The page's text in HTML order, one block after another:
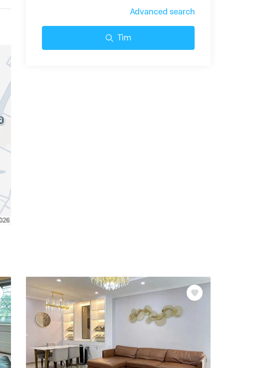
Advanced search
Tìm